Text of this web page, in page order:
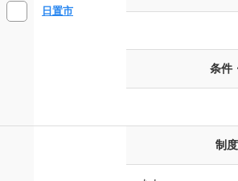
日置市
条件
制